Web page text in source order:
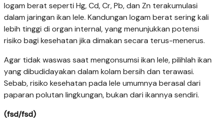
logam berat seperti Hg, Cd, Cr, Pb, dan Zn terakumulasi
dalam jaringan ikan lele. Kandungan logam berat sering kali
lebih tinggi di organ internal, yang menunjukkan potensi
risiko bagi kesehatan jika dimakan secara terus-menerus.
Agar tidak waswas saat mengonsumsi ikan lele, pilihlah ikan
yang dibudidayakan dalam kolam bersih dan terawasi.
Sebab, risiko kesehatan pada lele umumnya berasal dari
paparan polutan lingkungan, bukan dari ikannya sendiri.
(fsd/fsd)